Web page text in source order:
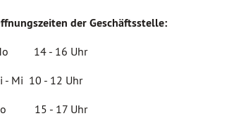
der Geschäftsstelle:
14 - 16 Uhr
- Mi 10 - 12 Uhr
15 - 17 Uhr